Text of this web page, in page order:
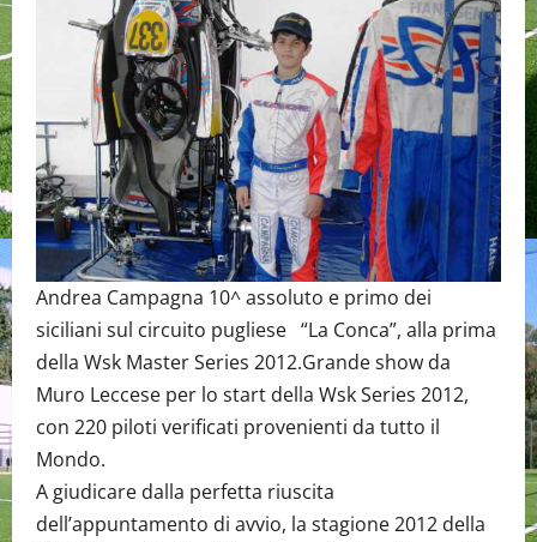
Andrea Campagna 10^ assoluto e primo dei
siciliani sul circuito pugliese “La Conca”, alla prima
della Wsk Master Series 2012.Grande show da
Muro Leccese per lo start della Wsk Series 2012,
con 220 piloti verificati provenienti da tutto il
Mondo.
A giudicare dalla perfetta riuscita
dell’appuntamento di avvio, la stagione 2012 della